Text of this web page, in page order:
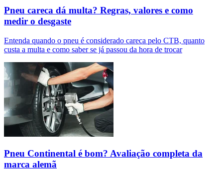
Pneu careca dá multa? Regras, valores e como
medir o desgaste
Entenda quando o pneu é considerado careca pelo CTB, quanto
custa a multa e como saber se já passou da hora de trocar
Pneu Continental é bom? Avaliação completa da
marca alemã